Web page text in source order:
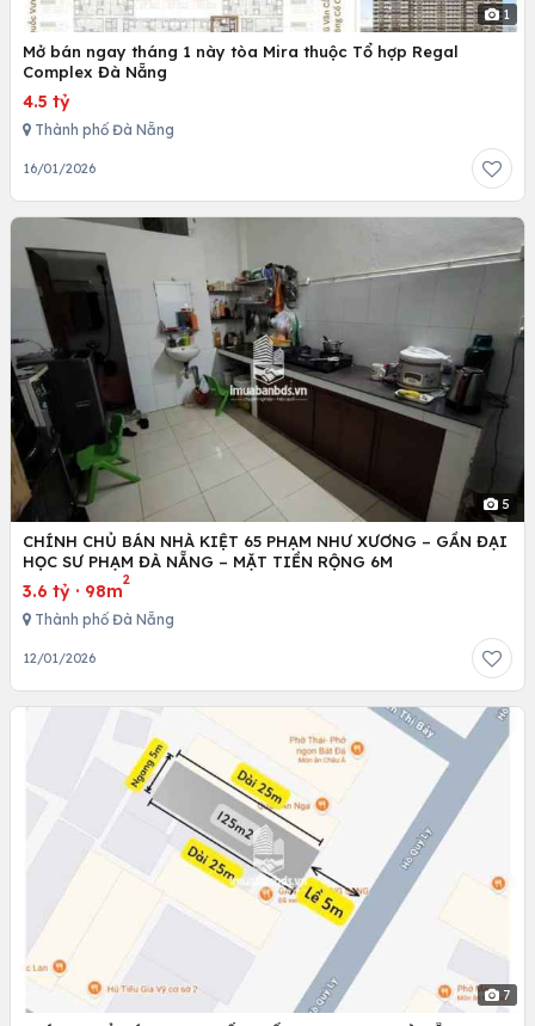
1
Mở bán ngay tháng 1 này tòa Mira thuộc Tổ hợp Regal
Complex Đà Nẵng
4.5 tỷ
Thành phố Đà Nẵng
16/01/2026
5
CHÍNH CHỦ BÁN NHÀ KIỆT 65 PHẠM NHƯ XƯƠNG – GẦN ĐẠI
HỌC SƯ PHẠM ĐÀ NẴNG – MẶT TIỀN RỘNG 6M
3.6 tỷ · 98m
2
Thành phố Đà Nẵng
12/01/2026
7